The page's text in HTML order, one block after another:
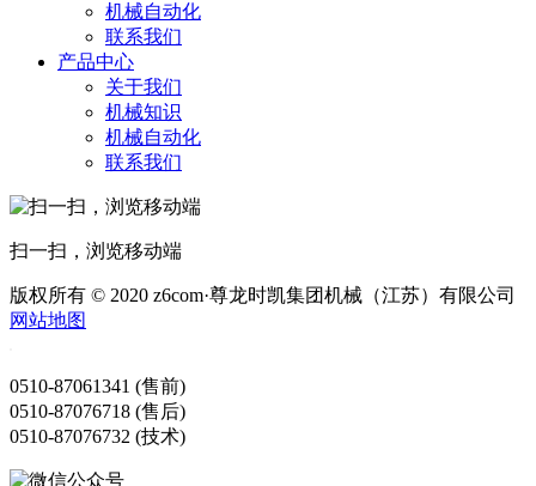
机械自动化
联系我们
产品中心
关于我们
机械知识
机械自动化
联系我们
扫一扫，浏览移动端
版权所有 © 2020 z6com·尊龙时凯集团机械（江苏）有限公司
网站地图
0510-87061341 (售前)
0510-87076718 (售后)
0510-87076732 (技术)